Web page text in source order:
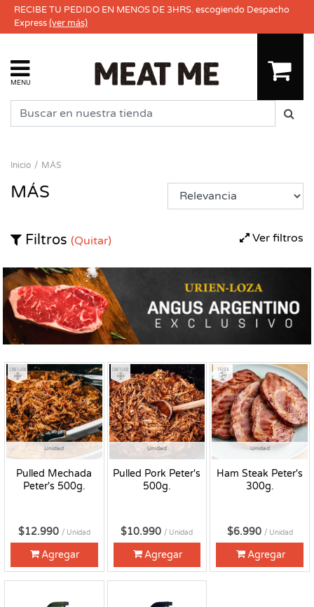
RECIBE TU PEDIDO EN MENOS DE 3HRS. escogiendo Despacho
Express(ver más)
MENU
Inicio MÁS
MÁS
Ver filtros
Filtros (Quitar)
Unidad
Pulled Mechada
Peter's 500g.
Congelado
$12.990 / Unidad
Agregar
Unidad
Pulled Pork Peter's
500g.
Congelado
$10.990 / Unidad
Agregar
Unidad
Ham Steak Peter's
300g.
Fresco
$6.990 / Unidad
Agregar